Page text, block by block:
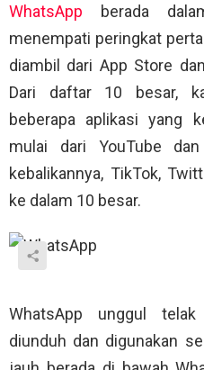
WhatsApp berada
menempati peringkat
diambil dari App Store
Dari daftar 10 besar,
beberapa aplikasi yang
mulai dari YouTube
kebalikannya, TikTok,
ke dalam 10 besar.
WhatsApp unggul
diunduh dan digunakan